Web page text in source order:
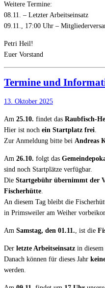
Weitere Termine:
08.11. – Letzter Arbeitseinsatz
09.11., 17:00 Uhr –
Petri Heil!
Euer Vorstand
Termine und
13. Oktober 2025
Am 25.10. findet das Raubfisch-
Hier ist noch ein Startplatz frei.
Zur Anmeldung bitte bei Andreas
Am 26.10. folgt das
sind noch Startplätze verfügbar.
Die Startgebühr übernimmt der
Fischerhütte.
An diesem Tag bleibt die
in Primsweiler am Weiher
Am Samstag, den 01.11., ist die
Der letzte Arbeitseinsatz in
Danach können für dieses Jahr
werden.